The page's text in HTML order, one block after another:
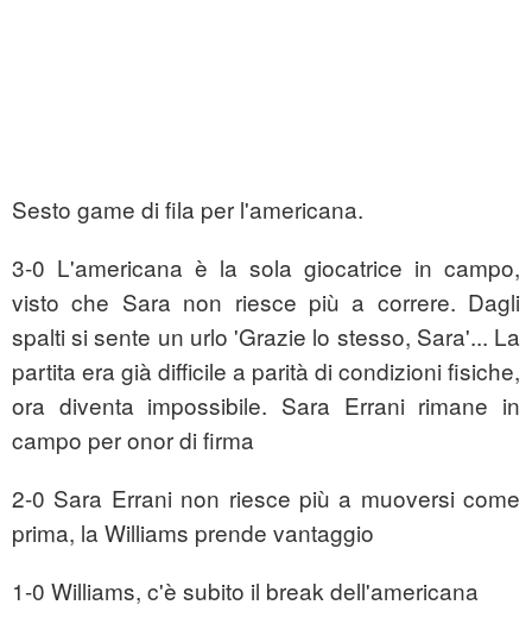
Sesto game di fila per l'americana.
3-0 L'americana è la sola giocatrice in campo,
visto che Sara non riesce più a correre. Dagli
spalti si sente un urlo 'Grazie lo stesso, Sara'... La
partita era già difficile a parità di condizioni fisiche,
ora diventa impossibile. Sara Errani rimane in
campo per onor di firma
2-0 Sara Errani non riesce più a muoversi come
prima, la Williams prende vantaggio
1-0 Williams, c'è subito il break dell'americana